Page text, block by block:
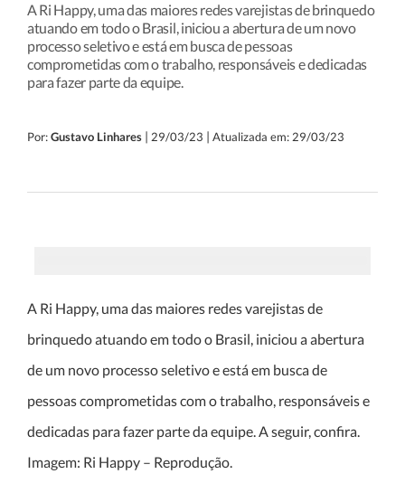
A Ri Happy, uma das maiores redes varejistas de brinquedo
atuando em todo o Brasil, iniciou a abertura de um novo
processo seletivo e está em busca de pessoas
comprometidas com o trabalho, responsáveis e dedicadas
para fazer parte da equipe.
Por:Gustavo Linhares | 29/03/23 | Atualizada em: 29/03/23
A Ri Happy, uma das maiores redes varejistas de
brinquedo atuando em todo o Brasil, iniciou a abertura
de um novo processo seletivo e está em busca de
pessoas comprometidas com o trabalho, responsáveis e
dedicadas para fazer parte da equipe. A seguir, confira.
Imagem: Ri Happy – Reprodução.